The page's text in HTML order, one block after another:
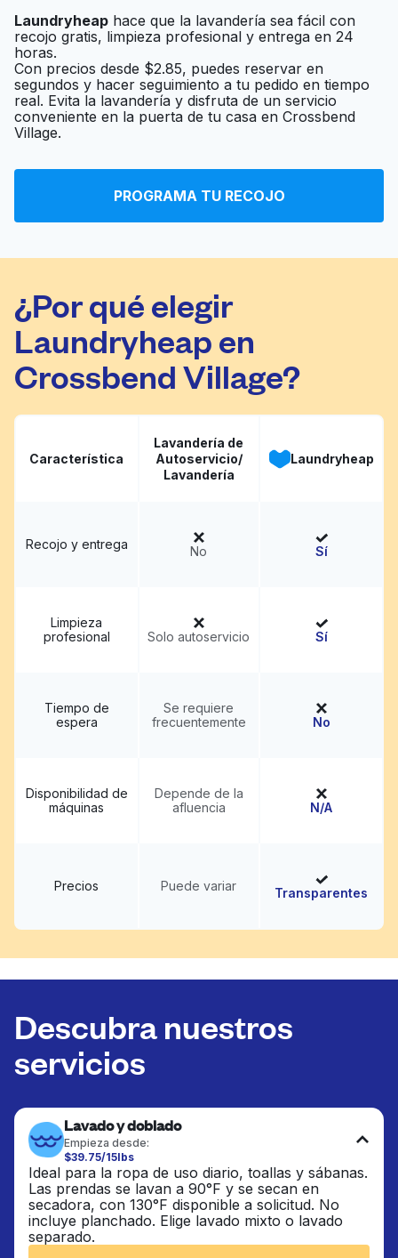
A & A WASHATERIA Ir al sitio web
U-Wash Ir al sitio web
Laundryheap hace que la lavandería sea fácil con
recojo gratis, limpieza profesional y entrega en 24
horas.
Con precios desde $2.85, puedes reservar en
segundos y hacer seguimiento a tu pedido en tiempo
real. Evita la lavandería y disfruta de un servicio
conveniente en la puerta de tu casa en Crossbend
Village.
PROGRAMA TU RECOJO
¿Por qué elegir
Laundryheap en
Crossbend Village?
Característica
Lavandería de
Autoservicio/
Lavandería
Laundryheap
Recojo y entrega No Sí
Limpieza
profesional
Solo autoservicio Sí
Tiempo de
espera
Se requiere
frecuentemente
No
Disponibilidad de
máquinas
Depende de la
afluencia
N/A
Precios Puede variar Transparentes
Descubra nuestros
servicios
Lavado y doblado
Empieza desde:
$39.75/15lbs
Ideal para la ropa de uso diario, toallas y sábanas.
Las prendas se lavan a 90°F y se secan en
secadora, con 130°F disponible a solicitud. No
incluye planchado. Elige lavado mixto o lavado
separado.